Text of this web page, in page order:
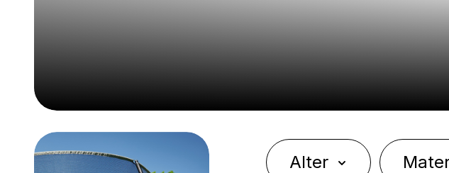
Alter